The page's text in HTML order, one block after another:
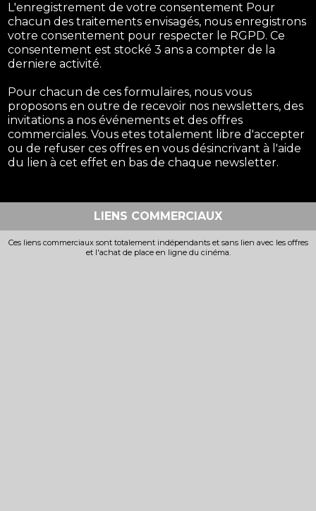
L'enregistrement de votre consentement Pour
chacun des traitements envisagés, nous enregistrons
votre consentement pour respecter le RGPD. Ce
consentement est stocké 3 ans a compter de la
derniere activité.
Pour chacun de ces formulaires, nous vous
proposons en outre de recevoir nos newsletters, des
invitations a nos événements et des offres
commerciales. Vous etes totalement libre d'accepter
ou de refuser ces offres en vous désincrivant à l'aide
du lien à cet effet en bas de chaque newsletter.
LIENS COMMERCIAUX
Ces liens commerciaux sont totalement indépendants et sans lien avec les offres
et l'achat de place en ligne du cinéma.